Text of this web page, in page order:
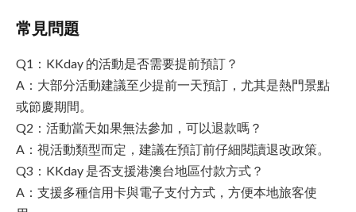
常見問題
Q1：KKday 的活動是否需要提前預訂？
A：大部分活動建議至少提前一天預訂，尤其是熱門景點
或節慶期間。
Q2：活動當天如果無法參加，可以退款嗎？
A：視活動類型而定，建議在預訂前仔細閱讀退改政策。
Q3：KKday 是否支援港澳台地區付款方式？
A：支援多種信用卡與電子支付方式，方便本地旅客使